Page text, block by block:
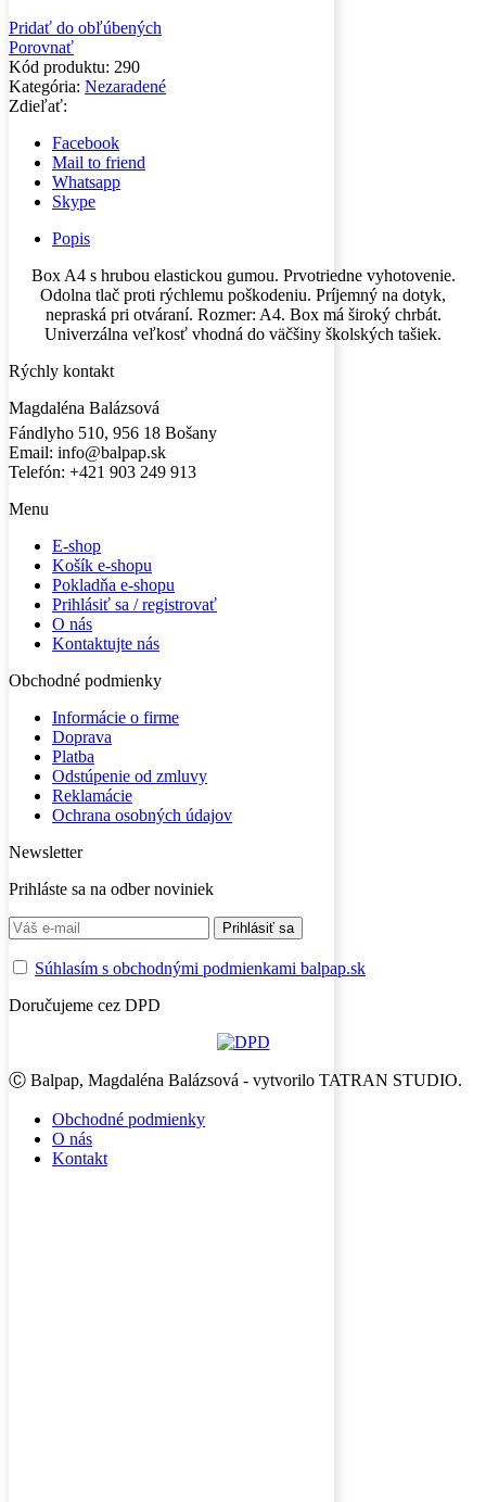
Pridať do obľúbených
Porovnať
Kód produktu: 290
Kategória: Nezaradené
Zdieľať:
Facebook
Mail to friend
Whatsapp
Skype
Popis
Box A4 s hrubou elastickou gumou. Prvotriedne vyhotovenie.
Odolna tlač proti rýchlemu poškodeniu. Príjemný na dotyk,
nepraská pri otváraní. Rozmer: A4. Box má široký chrbát.
Univerzálna veľkosť vhodná do väčšiny školských tašiek.
Rýchly kontakt
Magdaléna Balázsová
Fándlyho 510, 956 18 Bošany
Email: info@balpap.sk
Telefón: +421 903 249 913
Menu
E-shop
Košík e-shopu
Pokladňa e-shopu
Prihlásiť sa / registrovať
O nás
Kontaktujte nás
Obchodné podmienky
Informácie o firme
Doprava
Platba
Odstúpenie od zmluvy
Reklamácie
Ochrana osobných údajov
Newsletter
Prihláste sa na odber noviniek
Súhlasím s obchodnými podmienkami balpap.sk
Doručujeme cez DPD
Ⓒ Balpap, Magdaléna Balázsová - vytvorilo TATRAN STUDIO.
Obchodné podmienky
O nás
Kontakt